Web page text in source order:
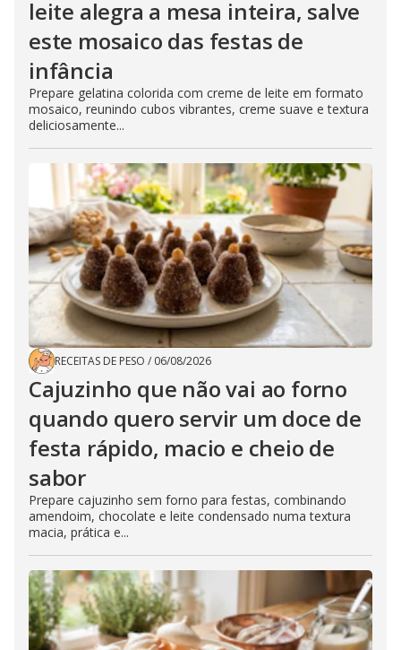
leite alegra a mesa inteira, salve
este mosaico das festas de
infância
Prepare gelatina colorida com creme de leite em formato
mosaico, reunindo cubos vibrantes, creme suave e textura
deliciosamente...
RECEITAS DE PESO / 06/08/2026
Cajuzinho que não vai ao forno
quando quero servir um doce de
festa rápido, macio e cheio de
sabor
Prepare cajuzinho sem forno para festas, combinando
amendoim, chocolate e leite condensado numa textura
macia, prática e...